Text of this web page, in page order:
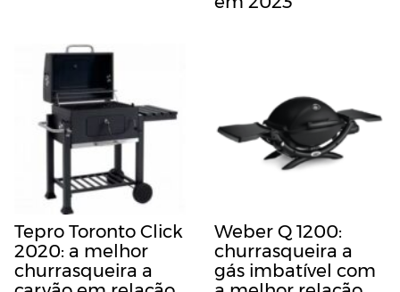
Tepro Toronto Click
2020: a melhor
churrasqueira a
Weber Q 1200:
churrasqueira a
gás imbatível com